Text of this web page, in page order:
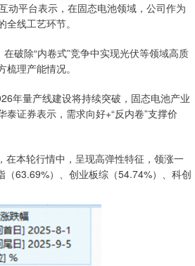
平台表示，在固态电池领域，公司作为
线工艺环节。
除“内卷式”竞争中实现光伏等领域高质
理产能情况。
年量产线建设将持续突破，固态电池产业
证券表示，需求向好+“反内卷”支撑价
本轮行情中，呈现高弹性特征，领涨一
63.69%）、创业板综（54.74%）、科创